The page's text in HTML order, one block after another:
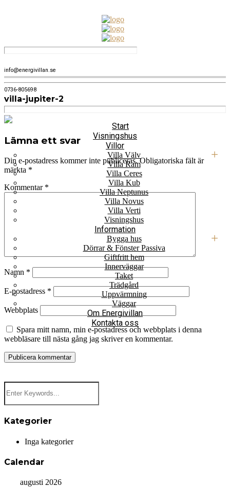
info@energivillan.se
0736-805698
Start
Visningshus
Villor
Villa Välv
Villa Ram
Villa Ceres
Villa Kub
Villa Neptunus
Villa Novus
Villa Verti
Visningshus
Information
Bygga hus
Dörrar & Fönster Passiva
Giftfritt hem
Innerväggar
Taket
Trädgård
Uppvärmning
Väggar
Om Energivillan
Kontakta oss
villa-jupiter-2
Lämna ett svar
Din e-postadress kommer inte publiceras. Obligatoriska fält är
märkta *
Kommentar *
Namn *
E-postadress *
Webbplats
Spara mitt namn, min e-postadress och webbplats i denna
webbläsare till nästa gång jag skriver en kommentar.
Kategorier
Inga kategorier
Calendar
augusti 2026